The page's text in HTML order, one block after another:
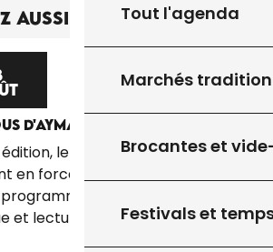
Tout l'agenda
Marchés
Brocantes et
Festivals et
aussi...
D'AYMARE
le Festival Les Rendez-vous
en force dans notre théâtre
riche mêlant
et lectures....